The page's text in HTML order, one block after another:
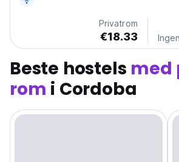
Privatrom
€18.33
Beste hostels med
rom i Cordoba